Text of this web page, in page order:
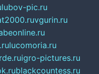
lubov-pic.ru
vgurin.ru
lucomoria.ru
igro-pictures.ru
blackcountess.ru